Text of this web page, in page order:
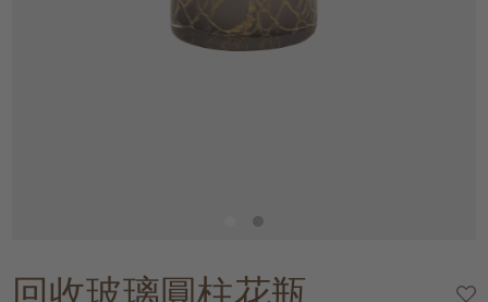
回收玻璃圓柱花瓶